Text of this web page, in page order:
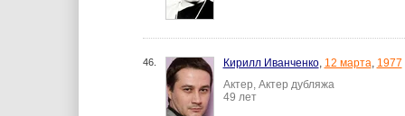
46. Кирилл Иванченко, 12 марта, 1977
Актер, Актер дубляжа
49 лет